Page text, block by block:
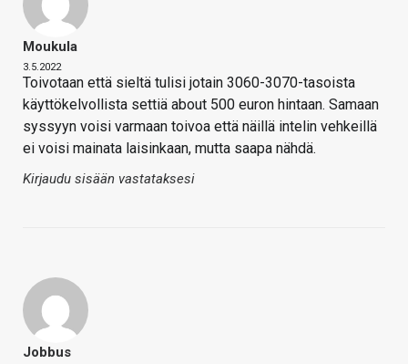
Moukula
3.5.2022
Toivotaan että sieltä tulisi jotain 3060-3070-tasoista
käyttökelvollista settiä about 500 euron hintaan. Samaan
syssyyn voisi varmaan toivoa että näillä intelin vehkeillä
ei voisi mainata laisinkaan, mutta saapa nähdä.
Kirjaudu sisään vastataksesi
Jobbus